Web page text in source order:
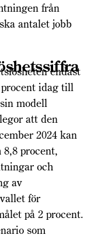
från
antalet jobb
endast
idag till
modell
att den
2024 kan
procent,
och
av
för
på 2 procent.
som